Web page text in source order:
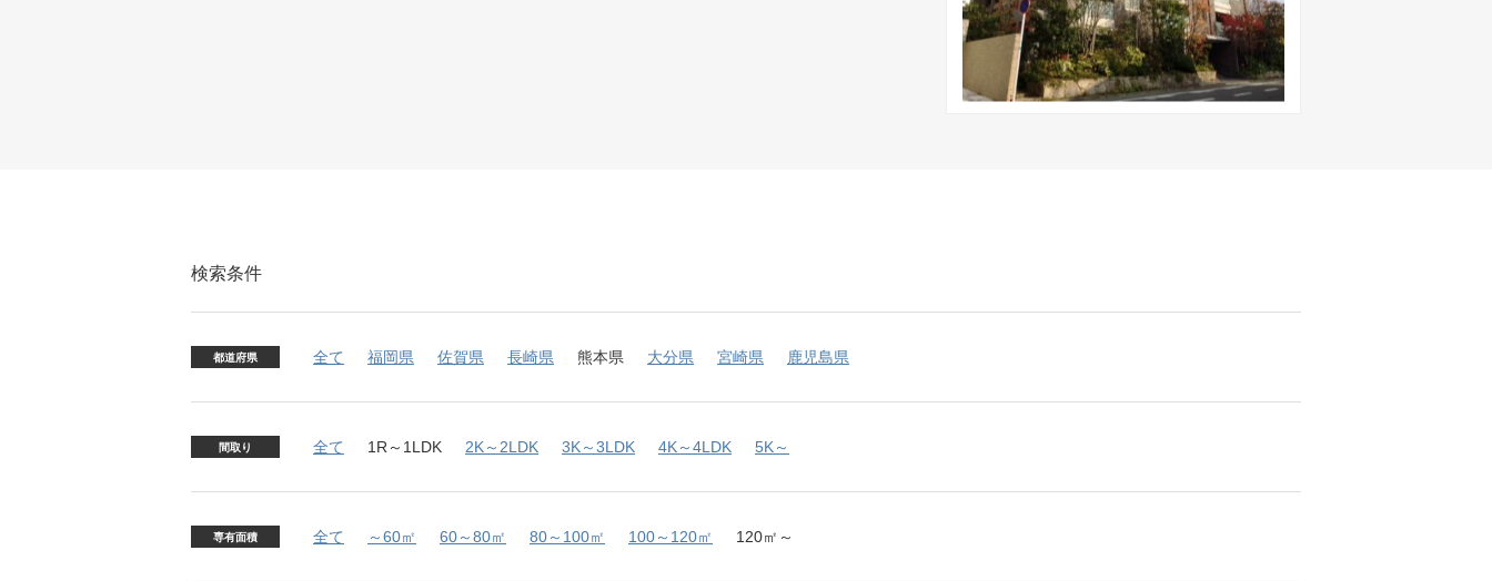
検索条件
都道府県 全て 福岡県 佐賀県 長崎県 熊本県 大分県 宮崎県 鹿児島県
間取り 全て 1R～1LDK 2K～2LDK 3K～3LDK 4K～4LDK 5K～
専有面積 全て ～60㎡ 60～80㎡ 80～100㎡ 100～120㎡ 120㎡～